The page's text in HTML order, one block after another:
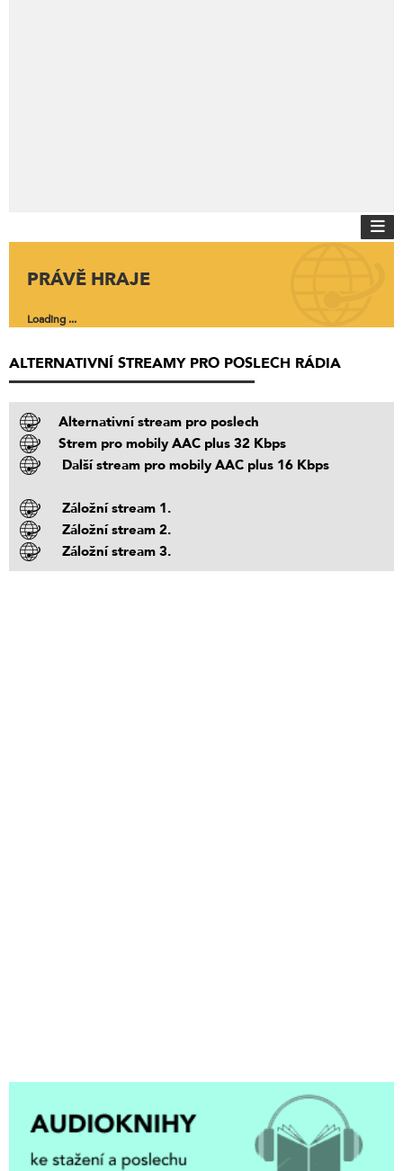
PRÁVĚ HRAJE
Loading ...
ALTERNATIVNÍ STREAMY PRO POSLECH RÁDIA
Alternativní stream pro poslech
Strem pro mobily AAC plus 32 Kbps
Další stream pro mobily AAC plus 16 Kbps
Záložní stream 1.
Záložní stream 2.
Záložní stream 3.